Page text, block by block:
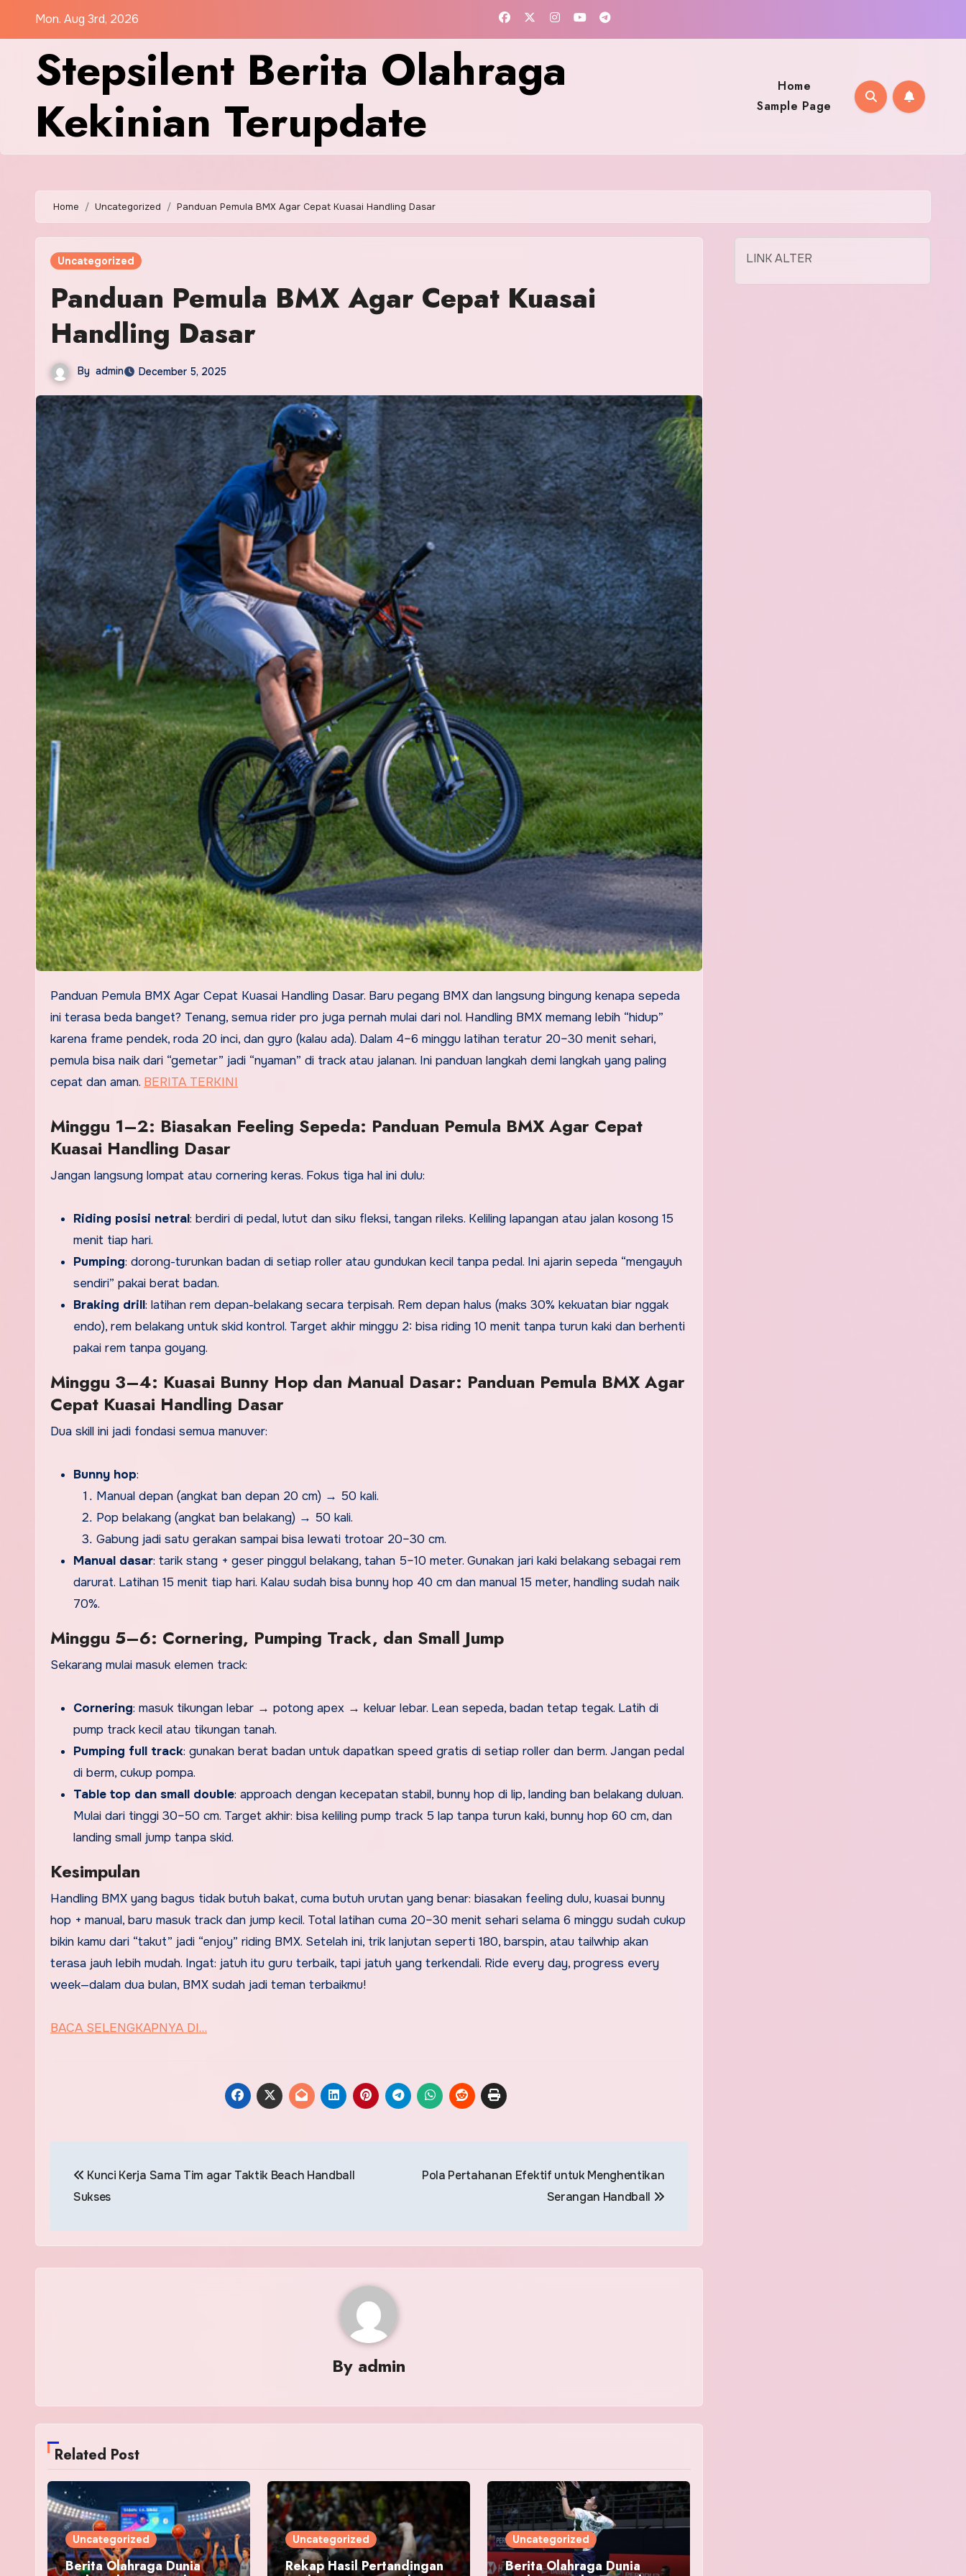
Mon. Aug 3rd, 2026
Stepsilent Berita Olahraga
Kekinian Terupdate
Home
Sample Page
Home Uncategorized Panduan Pemula BMX Agar Cepat Kuasai Handling Dasar
Uncategorized
Panduan Pemula BMX Agar Cepat Kuasai
Handling Dasar
By admin December 5, 2025
Panduan Pemula BMX Agar Cepat Kuasai Handling Dasar. Baru pegang BMX dan langsung bingung kenapa sepeda
ini terasa beda banget? Tenang, semua rider pro juga pernah mulai dari nol. Handling BMX memang lebih “hidup”
karena frame pendek, roda 20 inci, dan gyro (kalau ada). Dalam 4–6 minggu latihan teratur 20–30 menit sehari,
pemula bisa naik dari “gemetar” jadi “nyaman” di track atau jalanan. Ini panduan langkah demi langkah yang paling
cepat dan aman. BERITA TERKINI
Minggu 1–2: Biasakan Feeling Sepeda: Panduan Pemula BMX Agar Cepat
Kuasai Handling Dasar
Jangan langsung lompat atau cornering keras. Fokus tiga hal ini dulu:
Riding posisi netral: berdiri di pedal, lutut dan siku fleksi, tangan rileks. Keliling lapangan atau jalan kosong 15
menit tiap hari.
Pumping: dorong-turunkan badan di setiap roller atau gundukan kecil tanpa pedal. Ini ajarin sepeda “mengayuh
sendiri” pakai berat badan.
Braking drill: latihan rem depan-belakang secara terpisah. Rem depan halus (maks 30% kekuatan biar nggak
endo), rem belakang untuk skid kontrol. Target akhir minggu 2: bisa riding 10 menit tanpa turun kaki dan berhenti
pakai rem tanpa goyang.
Minggu 3–4: Kuasai Bunny Hop dan Manual Dasar: Panduan Pemula BMX Agar
Cepat Kuasai Handling Dasar
Dua skill ini jadi fondasi semua manuver:
Bunny hop:
Manual depan (angkat ban depan 20 cm) → 50 kali.
Pop belakang (angkat ban belakang) → 50 kali.
Gabung jadi satu gerakan sampai bisa lewati trotoar 20–30 cm.
Manual dasar: tarik stang + geser pinggul belakang, tahan 5–10 meter. Gunakan jari kaki belakang sebagai rem
darurat. Latihan 15 menit tiap hari. Kalau sudah bisa bunny hop 40 cm dan manual 15 meter, handling sudah naik
70%.
Minggu 5–6: Cornering, Pumping Track, dan Small Jump
Sekarang mulai masuk elemen track:
Cornering: masuk tikungan lebar → potong apex → keluar lebar. Lean sepeda, badan tetap tegak. Latih di
pump track kecil atau tikungan tanah.
Pumping full track: gunakan berat badan untuk dapatkan speed gratis di setiap roller dan berm. Jangan pedal
di berm, cukup pompa.
Table top dan small double: approach dengan kecepatan stabil, bunny hop di lip, landing ban belakang duluan.
Mulai dari tinggi 30–50 cm. Target akhir: bisa keliling pump track 5 lap tanpa turun kaki, bunny hop 60 cm, dan
landing small jump tanpa skid.
Kesimpulan
Handling BMX yang bagus tidak butuh bakat, cuma butuh urutan yang benar: biasakan feeling dulu, kuasai bunny
hop + manual, baru masuk track dan jump kecil. Total latihan cuma 20–30 menit sehari selama 6 minggu sudah cukup
bikin kamu dari “takut” jadi “enjoy” riding BMX. Setelah ini, trik lanjutan seperti 180, barspin, atau tailwhip akan
terasa jauh lebih mudah. Ingat: jatuh itu guru terbaik, tapi jatuh yang terkendali. Ride every day, progress every
week—dalam dua bulan, BMX sudah jadi teman terbaikmu!
BACA SELENGKAPNYA DI…
navigation
Kunci Kerja Sama Tim agar Taktik Beach Handball
Sukses
Pola Pertahanan Efektif untuk Menghentikan
Serangan Handball
By admin
Related Post
Uncategorized
Berita Olahraga Dunia
Uncategorized
Rekap Hasil Pertandingan
Uncategorized
Berita Olahraga Dunia
LINK ALTER